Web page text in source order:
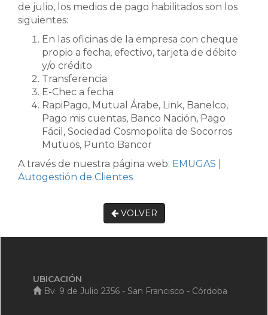
de julio, los medios de pago habilitados son los
siguientes:
En las oficinas de la empresa con cheque
propio a fecha, efectivo, tarjeta de débito
y/o crédito
Transferencia
E-Chec a fecha
RapiPago, Mutual Árabe, Link, Banelco,
Pago mis cuentas, Banco Nación, Pago
Fácil, Sociedad Cosmopolita de Socorros
Mutuos, Punto Bancor
A través de nuestra página web: EMUGAS |
Autogestión de Clientes
VOLVER
UBICACIÓN
Bv. 9 de Julio 2356 - San Francisco - Córdoba